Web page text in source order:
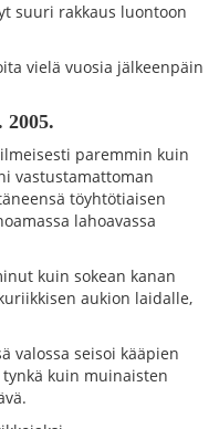
suuri rakkaus luontoon
vielä vuosia jälkeenpäin
2005.
paremmin kuin
vastustamattoman
töyhtötiaisen
lahoavassa
kuin sokean kanan
aukion laidalle,
valossa seisoi kääpien
kuin muinaisten